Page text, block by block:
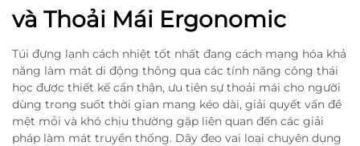
và Thoải Mái Ergonomic
Túi đựng lạnh cách nhiệt tốt nhất đang cách mạng hóa khả
năng làm mát di động thông qua các tính năng công thái
học được thiết kế cẩn thận, ưu tiên sự thoải mái cho người
dùng trong suốt thời gian mang kéo dài, giải quyết vấn đề
mệt mỏi và khó chịu thường gặp liên quan đến các giải
pháp làm mát truyền thống. Dây đeo vai loại chuyên dụng